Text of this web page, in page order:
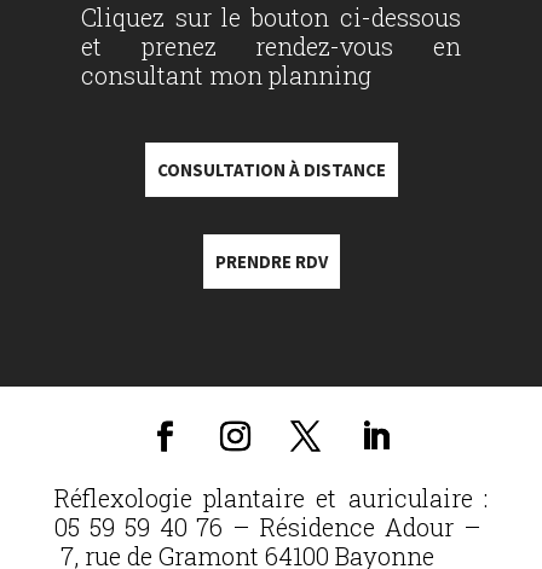
Cliquez sur le bouton ci-dessous
et prenez rendez-vous en
consultant mon planning
CONSULTATION À DISTANCE
PRENDRE RDV
Réflexologie plantaire et auriculaire :
05 59 59 40 76 – Résidence Adour –
7, rue de Gramont 64100 Bayonne